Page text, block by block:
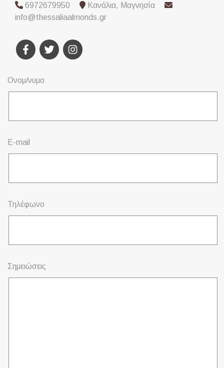
Ονομ/νυμο
E-mail
Τηλέφωνο
Σημειώσεις
6972679950
Κανάλια, Μαγνησία
info@thessaliaalmonds.gr